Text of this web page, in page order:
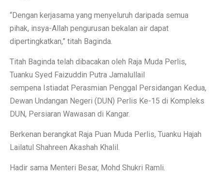
“Dengan kerjasama yang menyeluruh daripada semua
pihak, insya-Allah pengurusan bekalan air dapat
dipertingkatkan,” titah Baginda.
Titah Baginda telah dibacakan oleh Raja Muda Perlis,
Tuanku Syed Faizuddin Putra Jamalullail
sempena Istiadat Perasmian Penggal Persidangan Kedua,
Dewan Undangan Negeri (DUN) Perlis Ke-15 di Kompleks
DUN, Persiaran Wawasan di Kangar.
Berkenan berangkat Raja Puan Muda Perlis, Tuanku Hajah
Lailatul Shahreen Akashah Khalil.
Hadir sama Menteri Besar, Mohd Shukri Ramli.